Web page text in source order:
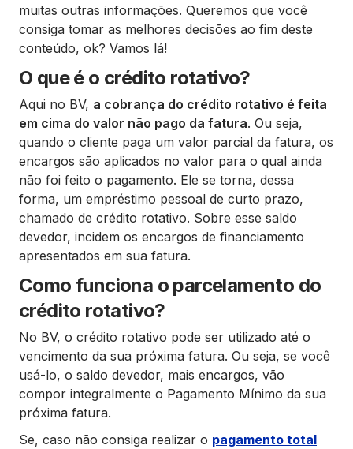
muitas outras informações. Queremos que você
consiga tomar as melhores decisões ao fim deste
conteúdo, ok? Vamos lá!
O que é o crédito rotativo?
Aqui no BV, a cobrança do crédito rotativo é feita
em cima do valor não pago da fatura. Ou seja,
quando o cliente paga um valor parcial da fatura, os
encargos são aplicados no valor para o qual ainda
não foi feito o pagamento. Ele se torna, dessa
forma, um empréstimo pessoal de curto prazo,
chamado de crédito rotativo. Sobre esse saldo
devedor, incidem os encargos de financiamento
apresentados em sua fatura.
Como funciona o parcelamento do
crédito rotativo?
No BV, o crédito rotativo pode ser utilizado até o
vencimento da sua próxima fatura. Ou seja, se você
usá-lo, o saldo devedor, mais encargos, vão
compor integralmente o Pagamento Mínimo da sua
próxima fatura.
Se, caso não consiga realizar o pagamento total